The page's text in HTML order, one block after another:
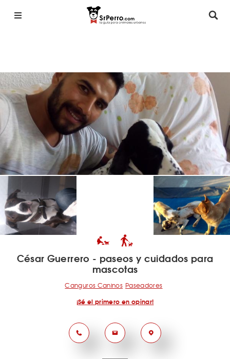
César Guerrero - paseos y cuidados para
mascotas
Canguros Caninos Paseadores
¡Sé el primero en opinar!